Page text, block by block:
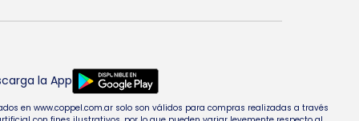
la App
en www.coppel.com.ar solo son válidos para compras realizadas a través